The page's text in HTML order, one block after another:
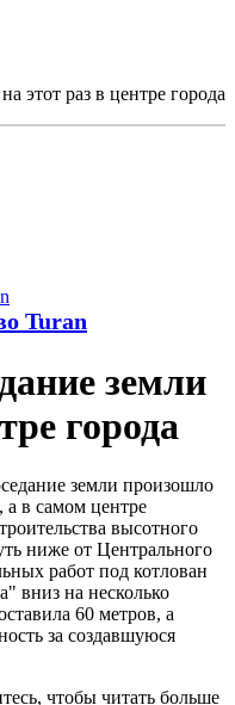
этот раз в центре города
Turan
земли
города
земли произошло
а в самом центре
высотного
ниже от Центрального
работ под котлован
вниз на несколько
60 метров, а
за создавшуюся
чтобы читать больше